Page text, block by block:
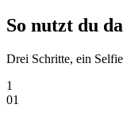
So nutzt du
Drei Schritte, ein
1
01